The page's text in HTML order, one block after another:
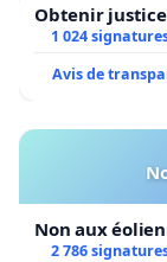
Obtenir
1 024
Avis de
Non aux
2 786